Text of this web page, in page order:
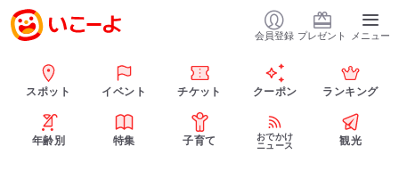
会員登録 プレゼント メニュー
スポット イベント チケット クーポン ランキング
年齢別 特集 子育て
おでかけ
ニュース
観光